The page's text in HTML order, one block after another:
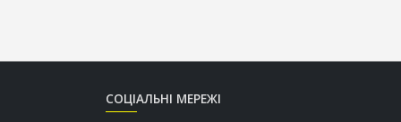
СОЦІАЛЬНІ МЕРЕЖІ